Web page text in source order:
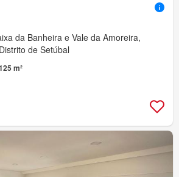
da Banheira e Vale da Amoreira,
de Setúbal
m²